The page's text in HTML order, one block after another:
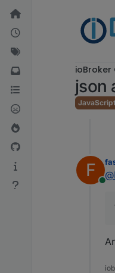
Weiter zum Inhalt
ioBroker
json
JavaScript
F @